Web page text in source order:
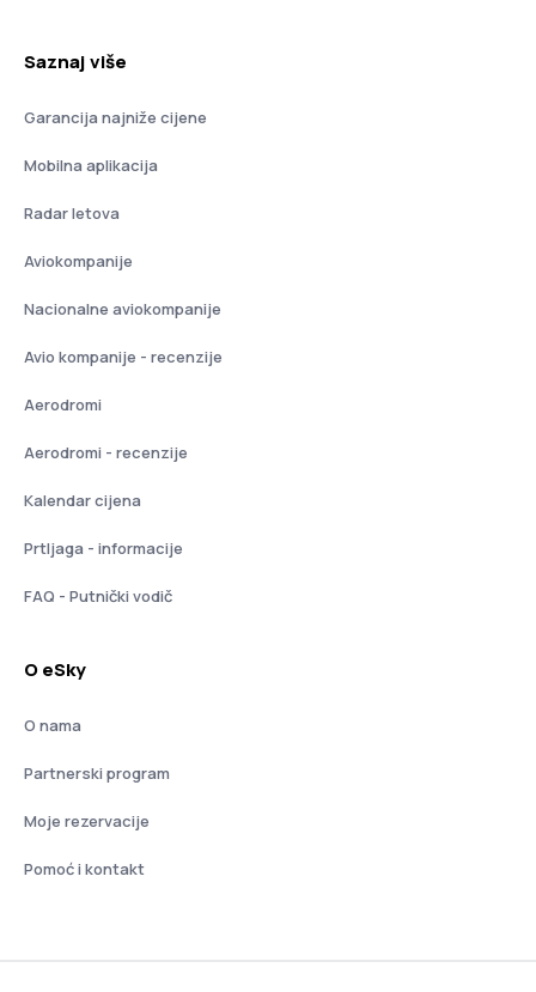
Saznaj više
Garancija najniže cijene
Mobilna aplikacija
Radar letova
Aviokompanije
Nacionalne aviokompanije
Avio kompanije - recenzije
Aerodromi
Aerodromi - recenzije
Kalendar cijena
Prtljaga - informacije
FAQ - Putnički vodič
O eSky
O nama
Partnerski program
Moje rezervacije
Pomoć i kontakt